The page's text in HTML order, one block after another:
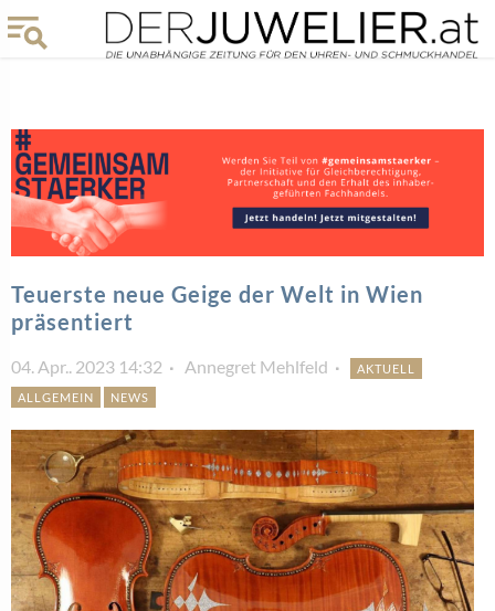
Teuerste neue Geige der Welt in Wien
präsentiert
04. Apr.. 2023 14:32 Annegret Mehlfeld
AKTUELL
ALLGEMEIN
NEWS